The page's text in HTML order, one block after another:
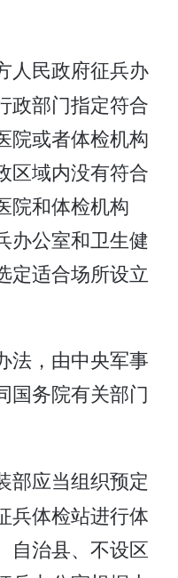
人民政府征兵办
政部门指定符合
院或者体检机构
区域内没有符合
院和体检机构
办公室和卫生健
定适合场所设立
法，由中央军事
国务院有关部门
部应当组织预定
兵体检站进行体
自治县、不设区